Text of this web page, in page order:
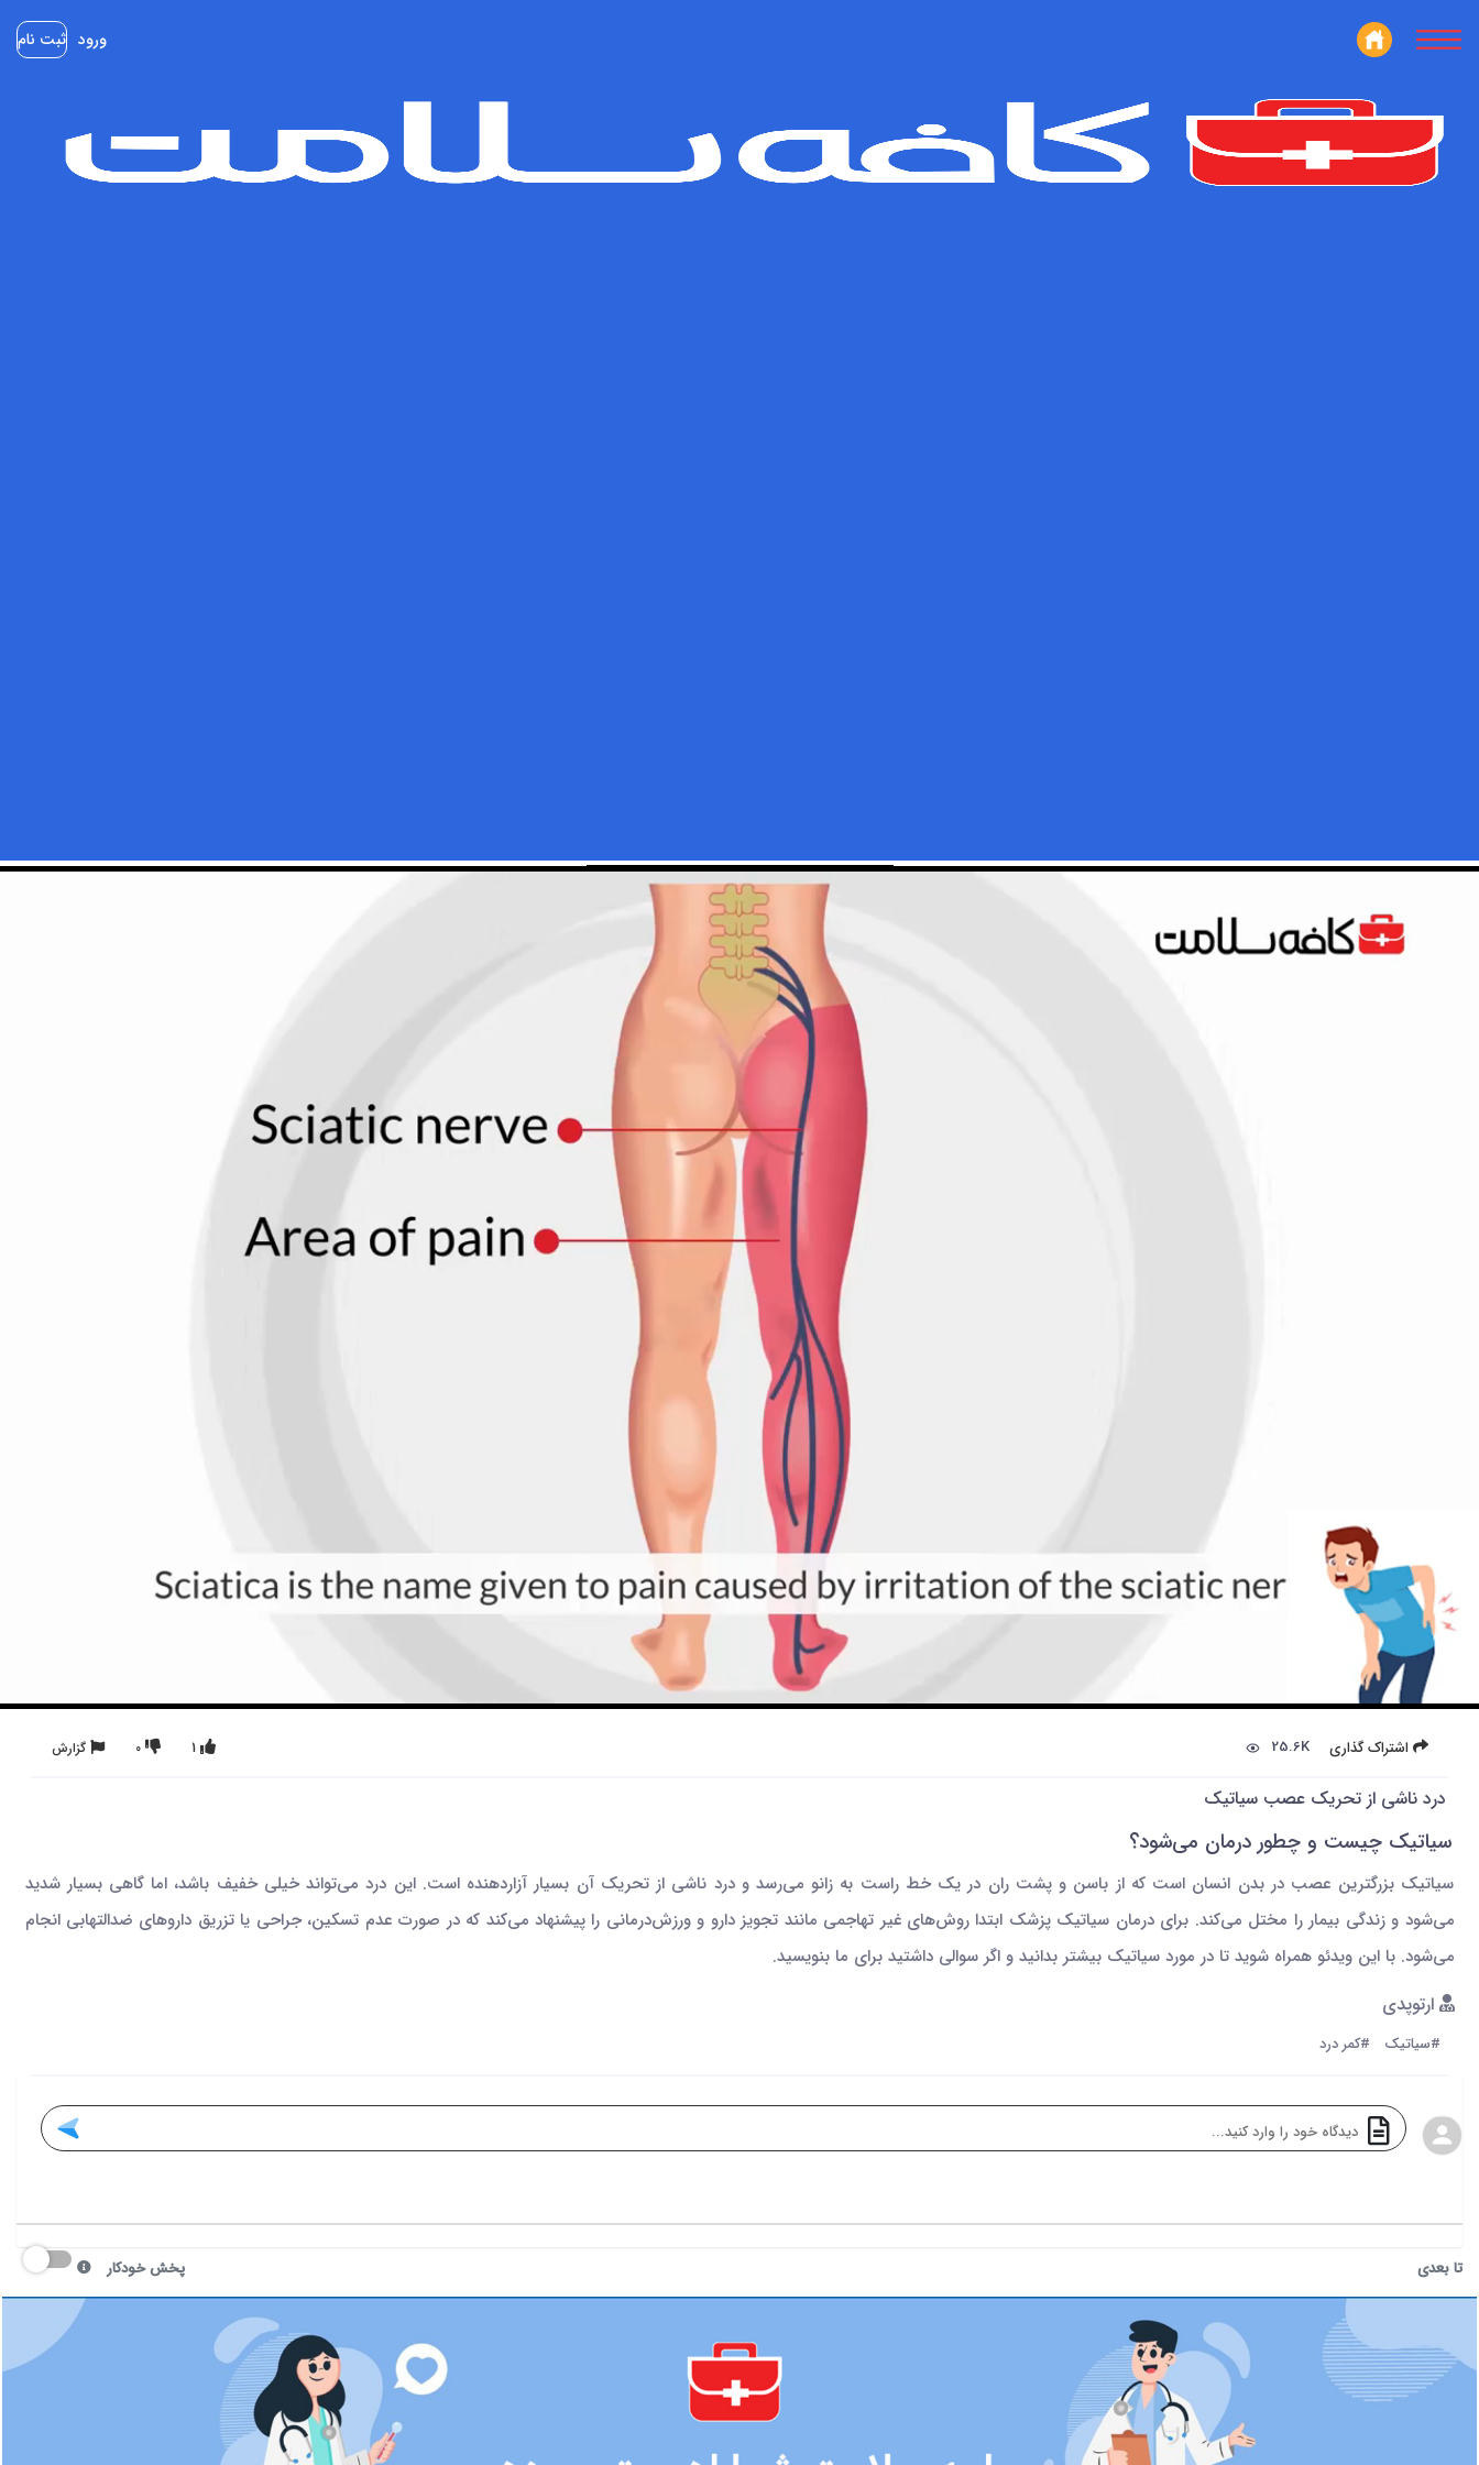
ورود ثبت نام
همه
اشتراک گذاری 25.6K گزارش 0 1
درد ناشی از تحریک عصب سیاتیک
سیاتیک چیست و چطور درمان می‌شود؟
سیاتیک بزرگترین عصب در بدن انسان است که از باسن و پشت ران در یک خط راست به زانو می‌رسد و درد ناشی از تحریک آن بسیار آزاردهنده است. این درد می‌تواند خیلی خفیف باشد، اما گاهی بسیار شدید
می‌شود و زندگی بیمار را مختل می‌کند. برای درمان سیاتیک پزشک ابتدا روش‌های غیر تهاجمی‌ مانند تجویز دارو و ورزش‌‌درمانی را پیشنهاد می‌کند که در صورت عدم تسکین، جراحی یا تزریق داروهای ضدالتهابی انجام
می‌شود. با این ویدئو همراه شوید تا در مورد سیاتیک بیشتر بدانید و اگر سوالی داشتید برای ما بنویسید.
ارتوپدی
#سیاتیک #کمر درد
تا بعدی پخش خودکار